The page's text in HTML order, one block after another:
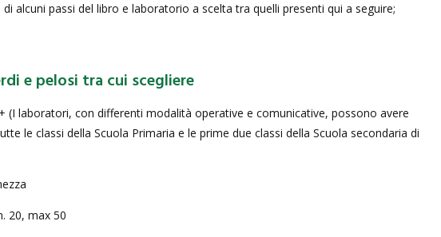
alcuni passi del libro e laboratorio a scelta tra quelli presenti qui a seguire;
e pelosi tra cui scegliere
(I laboratori, con differenti modalità operative e comunicative, possono avere
le classi della Scuola Primaria e le prime due classi della Scuola secondaria di
20, max 50